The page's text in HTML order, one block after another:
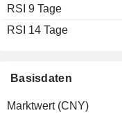
Basisdaten
Marktwert (CNY)
RSI 9 Tage
RSI 14 Tage